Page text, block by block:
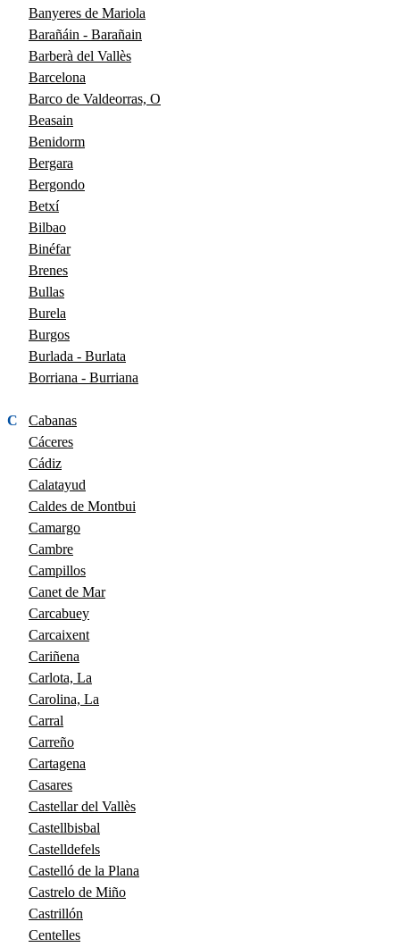
Banyeres de Mariola
Barañáin - Barañain
Barberà del Vallès
Barcelona
Barco de Valdeorras, O
Beasain
Benidorm
Bergara
Bergondo
Betxí
Bilbao
Binéfar
Brenes
Bullas
Burela
Burgos
Burlada - Burlata
Borriana - Burriana
C
Cabanas
Cáceres
Cádiz
Calatayud
Caldes de Montbui
Camargo
Cambre
Campillos
Canet de Mar
Carcabuey
Carcaixent
Cariñena
Carlota, La
Carolina, La
Carral
Carreño
Cartagena
Casares
Castellar del Vallès
Castellbisbal
Castelldefels
Castelló de la Plana
Castrelo de Miño
Castrillón
Centelles